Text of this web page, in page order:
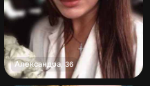
Александра, 36